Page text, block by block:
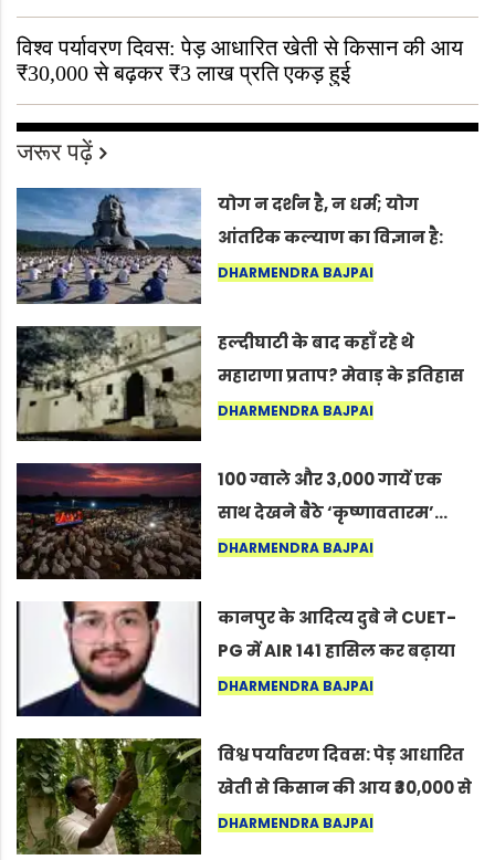
विश्व पर्यावरण दिवस: पेड़ आधारित खेती से किसान की आय
₹30,000 से बढ़कर ₹3 लाख प्रति एकड़ हुई
जरूर पढ़ें
योग न दर्शन है, न धर्म; योग
आंतरिक कल्याण का विज्ञान है:
अंतरराष्ट्रीय योग दिवस 2026 पर
DHARMENDRA BAJPAI
हल्दीघाटी के बाद कहाँ रहे थे
महाराणा प्रताप? मेवाड़ के इतिहास
का वह अनकहा अध्याय जो आज भी
DHARMENDRA BAJPAI
100 ग्वाले और 3,000 गायें एक
साथ देखने बैठे ‘कृष्णावतारम’…
नागपुर में दिखा ऐसा नज़ारा कि
कर सकते हैं”
DHARMENDRA BAJPAI
कानपुर के आदित्य दुबे ने CUET-
PG में AIR 141 हासिल कर बढ़ाया
शहर का मान
DHARMENDRA BAJPAI
विश्व पर्यावरण दिवस: पेड़ आधारित
खेती से किसान की आय ₹30,000 से
बढ़कर ₹3 लाख प्रति एकड़ हुई
DHARMENDRA BAJPAI